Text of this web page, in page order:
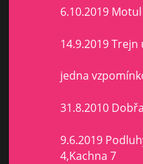
6.10.2019
14.9.2019
jedna
31.8.2010
9.6.2019
4,Kachna 7